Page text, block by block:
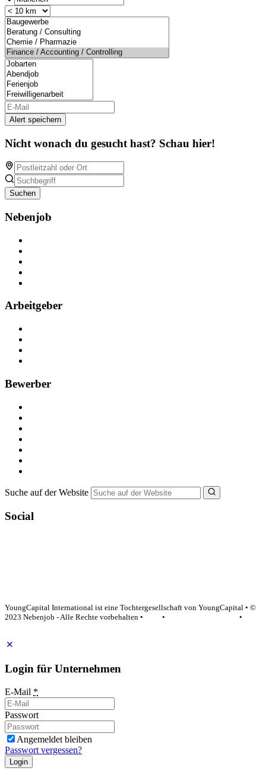
Alert speichern
Nicht wonach du gesucht hast? Schau hier!
Suchen
Nebenjob
Arbeitgeber
Bewerber
Suche auf der Website
Social
YoungCapital International ist eine Tochtergesellschaft von YoungCapital • ©
2023 Nebenjob - Alle Rechte vorbehalten •
•
•
Login für Unternehmen
E-Mail *
Passwort
Angemeldet bleiben
Passwort vergessen?
Login